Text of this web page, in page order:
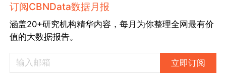
订阅CBNData数据月报
涵盖20+研究机构精华内容，每月为你整理全网最有价
值的大数据报告。
立即订阅